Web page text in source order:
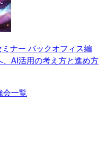
ナー バックオフィス編
、AI活用の考え方と進め方
会一覧